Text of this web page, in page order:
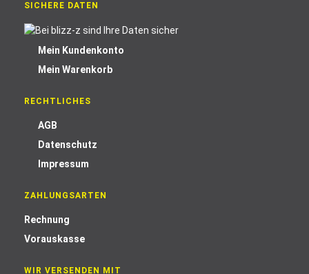
SICHERE DATEN
Mein Kundenkonto
Mein Warenkorb
RECHTLICHES
AGB
Datenschutz
Impressum
ZAHLUNGSARTEN
Rechnung
Vorauskasse
WIR VERSENDEN MIT